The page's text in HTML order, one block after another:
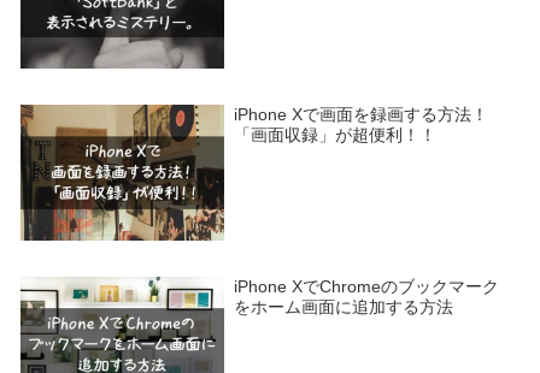
iPhone Xで画面を録画する方法！
「画面収録」が超便利！！
iPhone XでChromeのブックマーク
をホーム画面に追加する方法